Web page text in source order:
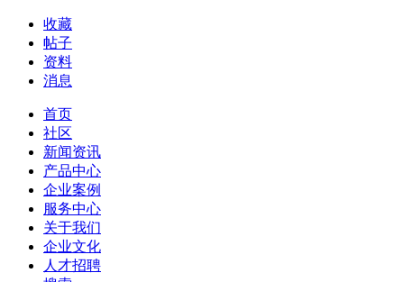
收藏
帖子
资料
消息
首页
社区
新闻资讯
产品中心
企业案例
服务中心
关于我们
企业文化
人才招聘